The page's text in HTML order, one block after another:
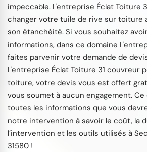
impeccable. L'entreprise Éclat Toiture
changer votre tuile de rive sur toiture
son étanchéité. Si vous souhaitez
informations, dans ce domaine
faites parvenir votre demande de
L'entreprise Éclat Toiture 31 couvreur
toiture, votre devis vous est offert
vous soumet à aucun engagement.
toutes les informations que vous
notre intervention à savoir le coût, la
l’intervention et les outils utilisés à
31580 !